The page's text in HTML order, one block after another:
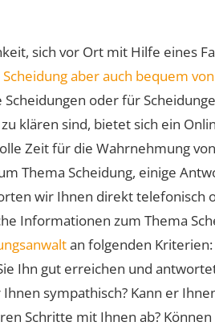
sich vor Ort mit Hilfe eines
Scheidung aber auch bequem
oder für
klären sind, bietet sich ein
Zeit für die Wahrnehmung
Thema Scheidung, einige
wir Ihnen direkt telefonisch
Informationen zum Thema
an folgenden
Ihn gut erreichen und
sympathisch? Kann er
Schritte mit Ihnen ab?